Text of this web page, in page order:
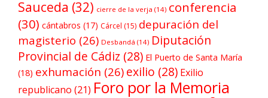
Sauceda (32) cierre de la verja (14) conferencia
(30) cántabros (17) Cárcel (15) depuración del
magisterio (26) Desbandá (14) Diputación
Provincial de Cádiz (28) El Puerto de Santa María
(18) exhumación (26) exilio (28) Exilio
republicano (21) Foro por la Memoria